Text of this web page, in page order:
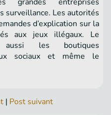
surveillance. Les autorités
d’explication sur la
aux jeux illégaux. Le
aussi les boutiques
sociaux et même le
| Post suivant